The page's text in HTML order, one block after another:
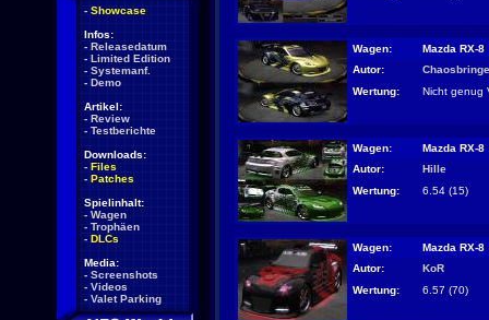
- Showcase
Infos:
- Releasedatum
- Limited Edition
- Systemanf.
- Demo
Artikel:
- Review
- Testberichte
Downloads:
- Files
- Patches
Spielinhalt:
- Wagen
- Trophäen
- DLCs
Media:
- Screenshots
- Videos
- Valet Parking
Wagen:
Mazda RX-8
Autor:
Wertung:
Nicht genug
Wagen:
Mazda RX-8
Autor:
Hille
Wertung:
6.54 (15)
Wagen:
Mazda RX-8
Autor:
KoR
Wertung:
6.57 (70)